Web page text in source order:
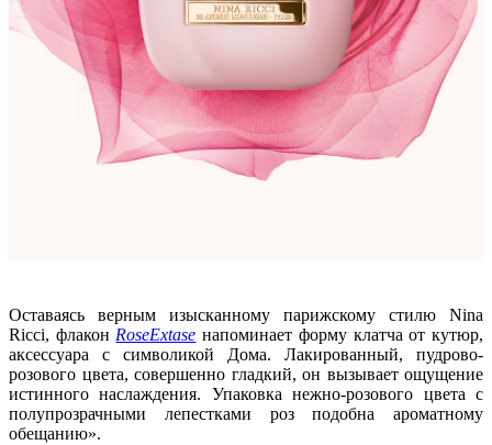
Оставаясь верным изысканному парижскому стилю Nina
Ricci, флакон RoseExtase напоминает форму клатча от кутюр,
аксессуара с символикой Дома. Лакированный, пудрово-
розового цвета, совершенно гладкий, он вызывает ощущение
истинного наслаждения. Упаковка нежно-розового цвета с
полупрозрачными лепестками роз подобна ароматному
обещанию».